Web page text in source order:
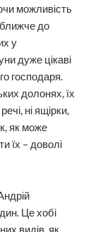
можливість
до
у
дуже цікаві
господаря.
долонях, їх
ні ящірки,
як може
їх – доволі
Це хобі